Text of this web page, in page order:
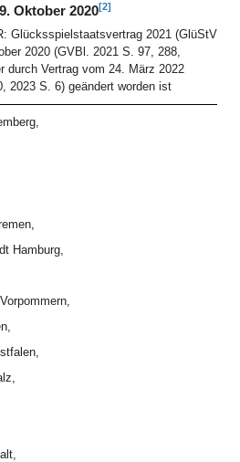
Oktober 2020[2]
Glücksspielstaatsvertrag 2021 (GlüStV
2020 (GVBl. 2021 S. 97, 288,
durch Vertrag vom 24. März 2022
2023 S. 6) geändert worden ist
Hamburg,